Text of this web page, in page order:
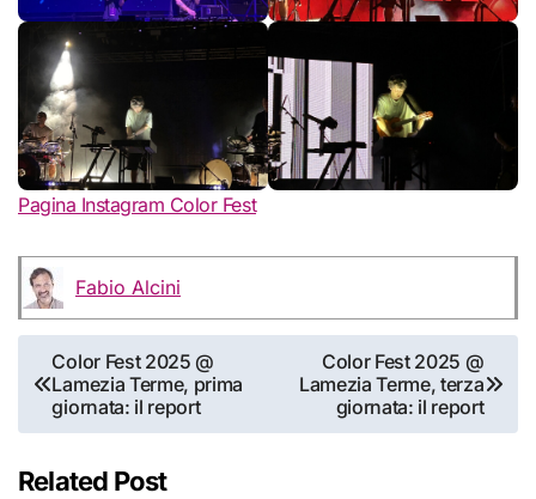
Pagina Instagram Color Fest
Fabio Alcini
Navigazione
articoli
Color Fest 2025 @
Lamezia Terme, prima
giornata: il report
Color Fest 2025 @
Lamezia Terme, terza
giornata: il report
Related Post